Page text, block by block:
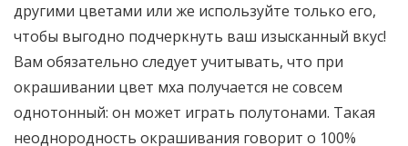
другими цветами или же используйте только его,
чтобы выгодно подчеркнуть ваш изысканный вкус!
Вам обязательно следует учитывать, что при
окрашивании цвет мха получается не совсем
однотонный: он может играть полутонами. Такая
неоднородность окрашивания говорит о 100%